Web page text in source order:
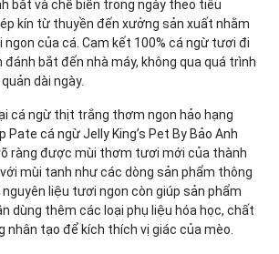
bắt và chế biến trong ngày theo tiêu
kín từ thuyền đến xưởng sản xuất nhằm
của cá. Cam kết 100% cá ngừ tươi đi
bắt đến nhà máy, không qua quá trình
dài ngày.
cá ngừ thịt trắng thơm ngon hảo hạng
Pate cá ngừ Jelly King’s Pet By Bảo Anh
ràng được mùi thơm tươi mới của thành
mùi tanh như các dòng sản phẩm thông
liệu tươi ngon còn giúp sản phẩm
dùng thêm các loại phụ liệu hóa học, chất
nhân tạo để kích thích vị giác của mèo.